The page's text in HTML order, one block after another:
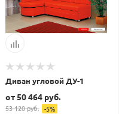
Диван угловой ДУ-1
от50 464 руб.
53 120 руб. -5%